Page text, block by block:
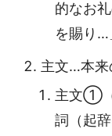
的なお
を賜り…
主文…本来
主文①
詞（起